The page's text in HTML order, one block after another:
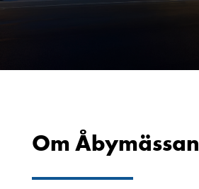
Om Åbymässan